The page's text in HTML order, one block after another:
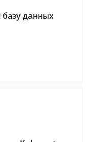
данных